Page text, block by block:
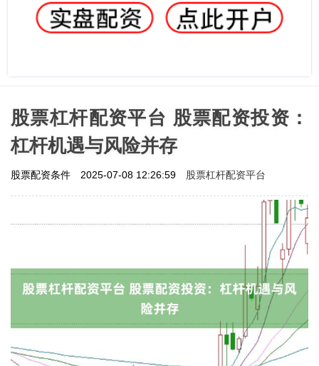
股票杠杆配资平台 股票配资投资：
杠杆机遇与风险并存
股票配资条件 2025-07-08 12:26:59 股票杠杆配资平台